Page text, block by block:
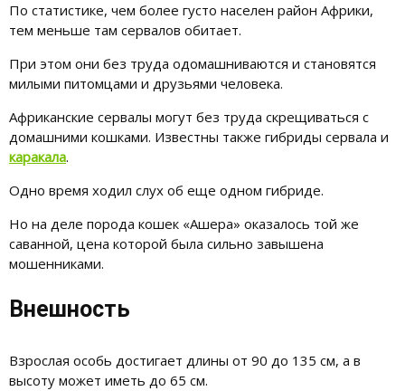
По статистике, чем более густо населен район Африки,
тем меньше там сервалов обитает.
При этом они без труда одомашниваются и становятся
милыми питомцами и друзьями человека.
Африканские сервалы могут без труда скрещиваться с
домашними кошками. Известны также гибриды сервала и
каракала.
Одно время ходил слух об еще одном гибриде.
Но на деле порода кошек «Ашера» оказалось той же
саванной, цена которой была сильно завышена
мошенниками.
Внешность
Взрослая особь достигает длины от 90 до 135 см, а в
высоту может иметь до 65 см.